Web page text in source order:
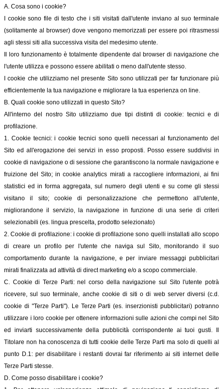
A. Cosa sono i cookie?
I cookie sono file di testo che i siti visitati dall'utente inviano al suo terminale
(solitamente al browser) dove vengono memorizzati per essere poi ritrasmessi
agli stessi siti alla successiva visita del medesimo utente.
Il loro funzionamento è totalmente dipendente dal browser di navigazione che
l'utente utilizza e possono essere abilitati o meno dall'utente stesso.
I cookie che utilizziamo nel presente Sito sono utilizzati per far funzionare più
efficientemente la tua navigazione e migliorare la tua esperienza on line.
B. Quali cookie sono utilizzati in questo Sito?
All'interno del nostro Sito utilizziamo due tipi distinti di cookie: tecnici e di
profilazione.
1. Cookie tecnici: i cookie tecnici sono quelli necessari al funzionamento del
Sito ed all'erogazione dei servizi in esso proposti. Posso essere suddivisi in
cookie di navigazione o di sessione che garantiscono la normale navigazione e
fruizione del Sito; in cookie analytics mirati a raccogliere informazioni, ai fini
statistici ed in forma aggregata, sul numero degli utenti e su come gli stessi
visitano il sito; cookie di personalizzazione che permettono all'utente,
migliorandone il servizio, la navigazione in funzione di una serie di criteri
selezionabili (es. lingua prescelta, prodotto selezionato)
2. Cookie di profilazione: i cookie di profilazione sono quelli installati allo scopo
di creare un profilo per l'utente che naviga sul Sito, monitorando il suo
comportamento durante la navigazione, e per inviare messaggi pubblicitari
mirati finalizzata ad attività di direct marketing e/o a scopo commerciale.
C. Cookie di Terze Parti: nel corso della navigazione sul Sito l'utente potrà
ricevere, sul suo terminale, anche cookie di siti o di web server diversi (c.d.
cookie di "Terze Parti"). Le Terze Parti (es. inserzionisti pubblicitari) potranno
utilizzare i loro cookie per ottenere informazioni sulle azioni che compi nel Sito
ed inviarti successivamente della pubblicità corrispondente ai tuoi gusti. Il
Titolare non ha conoscenza di tutti cookie delle Terze Parti ma solo di quelli al
punto D.1: per disabilitare i restanti dovrai far riferimento ai siti internet delle
Terze Parti stesse.
D. Come posso disabilitare i cookie?